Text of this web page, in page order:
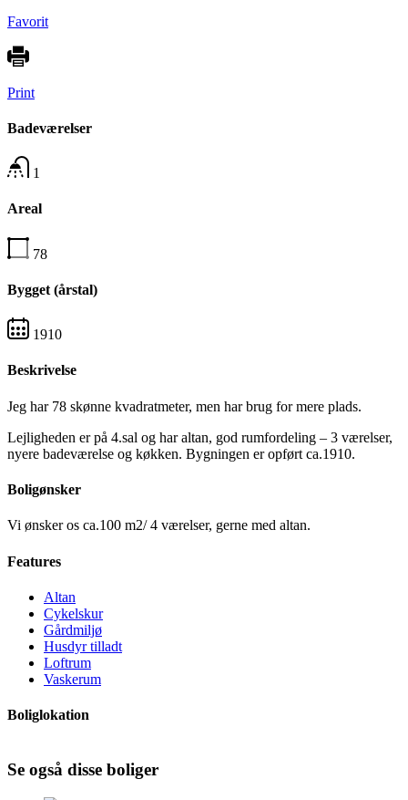
Favorit
Print
Badeværelser
1
Areal
78
Bygget (årstal)
1910
Beskrivelse
Jeg har 78 skønne kvadratmeter, men har brug for mere plads.
Lejligheden er på 4.sal og har altan, god rumfordeling – 3 værelser,
nyere badeværelse og køkken. Bygningen er opført ca.1910.
Boligønsker
Vi ønsker os ca.100 m2/ 4 værelser, gerne med altan.
Features
Altan
Cykelskur
Gårdmiljø
Husdyr tilladt
Loftrum
Vaskerum
Boliglokation
Se også disse boliger